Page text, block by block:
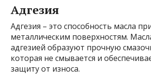
Адгезия
Адгезия – это способность масла
металлическим поверхностям.
адгезией образуют прочную
которая не смывается и
защиту от износа.